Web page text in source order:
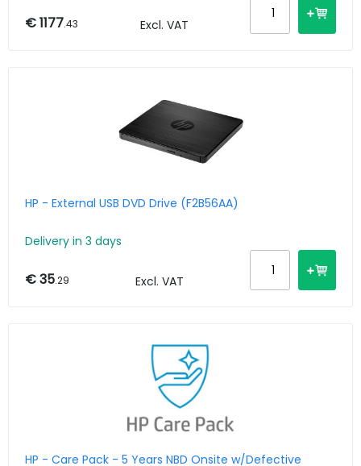
€ 1177.43 Excl. VAT
HP - External USB DVD Drive (F2B56AA)
Delivery in 3 days
€ 35.29 Excl. VAT
HP - Care Pack - 5 Years NBD Onsite w/Defective